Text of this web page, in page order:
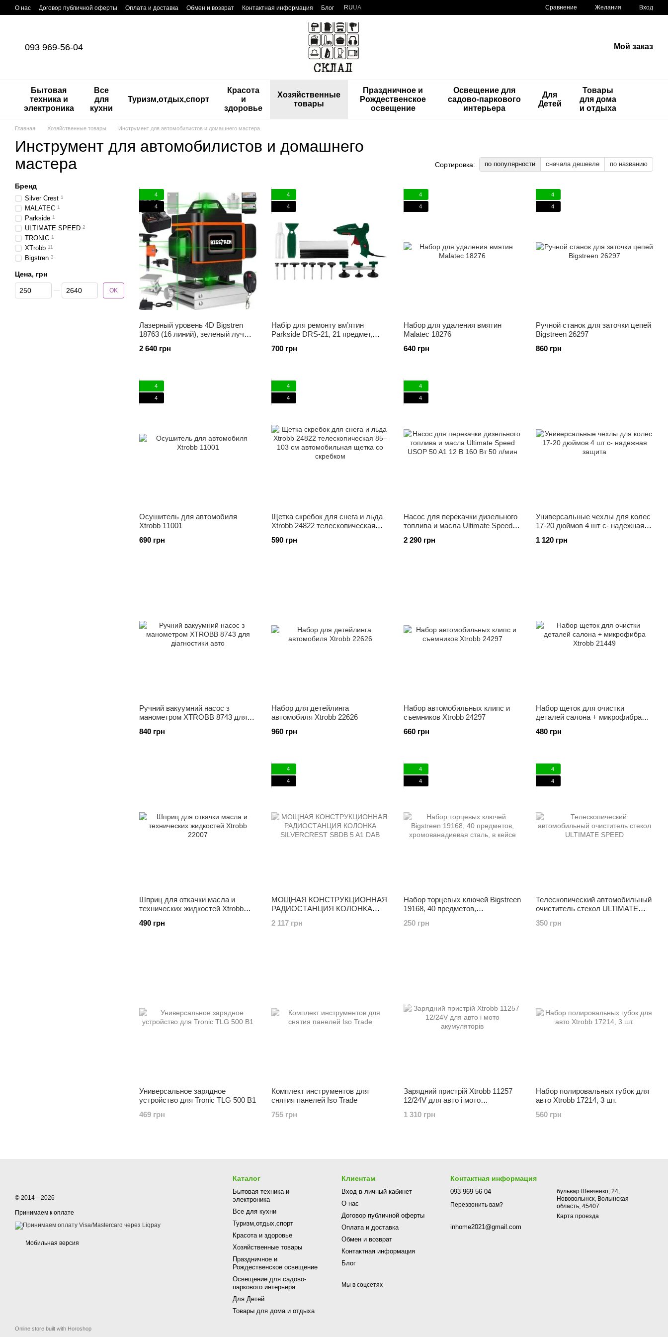
Перейти к основному контенту
О нас Договор публичной оферты Оплата и доставка Обмен и возврат Контактная информация Блог RUUA Сравнение Желания Вход
093 969-56-04 Мой заказ
Бытовая
техника и
электроника
Все
для
кухни
Туризм,отдых,спорт
Красота
и
здоровье
Хозяйственные
товары
Праздничное и
Рождественское
освещение
Освещение для
садово-паркового
интерьера
Для
Детей
Товары
для дома
и отдыха
Главная Хозяйственные товары Инструмент для автомобилистов и домашнего мастера
Инструмент для автомобилистов и домашнего
мастера
Сортировка: по популярности сначала дешевле по названию
4
4
Лазерный уровень 4D Bigstren
18763 (16 линий), зеленый луч
нивелир с пультом и кейсом
2 640 грн
4
4
Набір для ремонту вм’ятин
Parkside DRS-21, 21 предмет,
пластини, ремонт кузов
700 грн
4
4
Набор для удаления вмятин
Malatec 18276
640 грн
4
4
Ручной станок для заточки цепей
Bigstreen 26297
860 грн
4
4
Осушитель для автомобиля
Xtrobb 11001
690 грн
4
4
Щетка скребок для снега и льда
Xtrobb 24822 телескопическая
со скребком
590 грн
4
4
Насос для перекачки дизельного
топлива и масла Ultimate Speed
2 290 грн
Универсальные чехлы для колес
17-20 дюймов 4 шт c- надежная
1 120 грн
Ручний вакуумний насос з
манометром XTROBB 8743 для
840 грн
Набор для детейлинга
автомобиля Xtrobb 22626
960 грн
Набор автомобильных клипс и
съемников Xtrobb 24297
660 грн
Набор щеток для очистки
деталей салона + микрофибра
480 грн
Шприц для откачки масла и
технических жидкостей Xtrobb
490 грн
4
4
МОЩНАЯ КОНСТРУКЦИОННАЯ
РАДИОСТАНЦИЯ КОЛОНКА
2 117 грн
4
4
Набор торцевых ключей Bigstreen
19168, 40 предметов,
250 грн
4
4
Телескопический автомобильный
очиститель стекол ULTIMATE
350 грн
Универсальное зарядное
устройство для Tronic TLG 500 B1
469 грн
Комплект инструментов для
снятия панелей Iso Trade
755 грн
Зарядний пристрій Xtrobb 11257
12/24V для авто і мото
1 310 грн
Набор полировальных губок для
авто Xtrobb 17214, 3 шт.
560 грн
Бренд
Silver Crest 1
MALATEC 1
Parkside 1
ULTIMATE SPEED 2
TRONIC 1
XTrobb 11
Bigstren 3
Цена, грн
От Цена, грн
До Цена, грн OK
© 2014—2026
Принимаем к оплате
Мобильная версия
Online store built with Horoshop
Каталог
Бытовая техника и
электроника
Все для кухни
Туризм,отдых,спорт
Красота и здоровье
Хозяйственные товары
Праздничное и
Рождественское освещение
Освещение для садово-
паркового интерьера
Для Детей
Товары для дома и отдыха
Клиентам
Вход в личный кабинет
О нас
Договор публичной оферты
Оплата и доставка
Обмен и возврат
Контактная информация
Блог
Мы в соцсетях
Контактная информация
093 969-56-04
Перезвонить вам?
inhome2021@gmail.com
бульвар Шевченко, 24,
Нововолынск, Волынская
область, 45407
Карта проезда